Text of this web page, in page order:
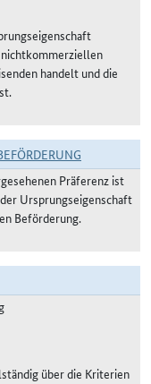
nichtkommerziellen
handelt und die
Präferenz ist
Ursprungseigenschaft
Beförderung.
über die Kriterien